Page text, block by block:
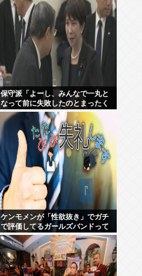
保守派「よーし、みんなで一丸と
なって前に失敗したのとまったく
同じ道を行くぞ！！」 これなに？
ケンモメンが「性欲抜き」でガチ
で評価してるガールズバンドって
何？